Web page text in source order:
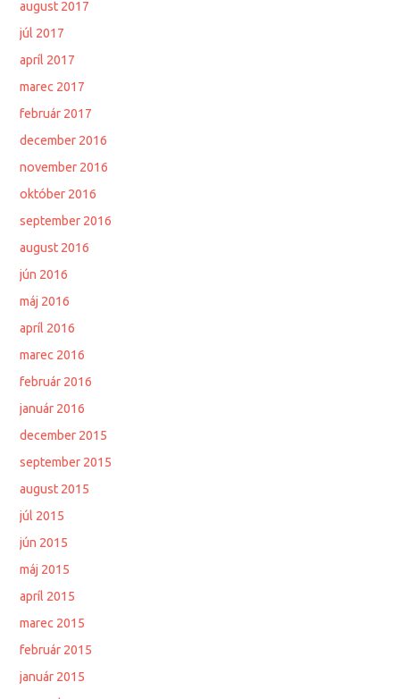
august 2017
júl 2017
apríl 2017
marec 2017
február 2017
december 2016
november 2016
október 2016
september 2016
august 2016
jún 2016
máj 2016
apríl 2016
marec 2016
február 2016
január 2016
december 2015
september 2015
august 2015
júl 2015
jún 2015
máj 2015
apríl 2015
marec 2015
február 2015
január 2015